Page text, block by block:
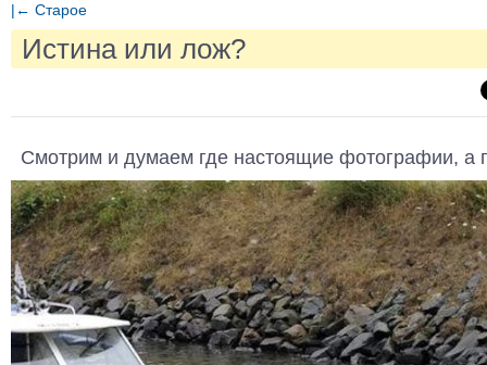
|← Старое
Истина или лож?
Смотрим и думаем где настоящие фотографии, а